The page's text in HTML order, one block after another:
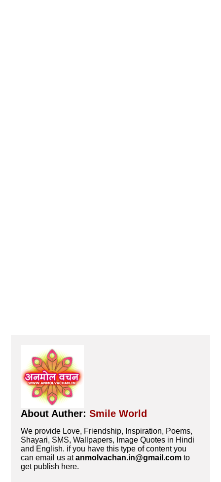
About Auther:Smile World
We provide Love, Friendship, Inspiration, Poems,
Shayari, SMS, Wallpapers, Image Quotes in Hindi
and English. if you have this type of content you
can email us atanmolvachan.in@gmail.com to
get publish here.